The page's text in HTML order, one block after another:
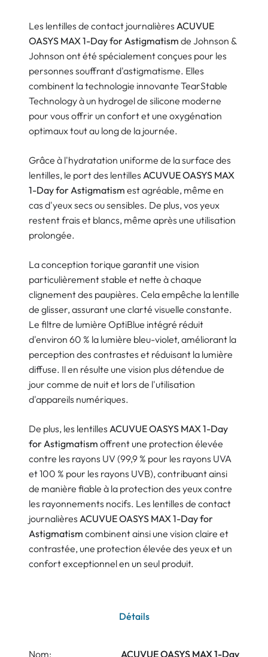
Les lentilles de contact journalières ACUVUE
OASYS MAX 1-Day for Astigmatism de Johnson &
Johnson ont été spécialement conçues pour les
personnes souffrant d'astigmatisme. Elles
combinent la technologie innovante TearStable
Technology à un hydrogel de silicone moderne
pour vous offrir un confort et une oxygénation
optimaux tout au long de la journée.
Grâce à l'hydratation uniforme de la surface des
lentilles, le port des lentilles ACUVUE OASYS MAX
1-Day for Astigmatism est agréable, même en
cas d'yeux secs ou sensibles. De plus, vos yeux
restent frais et blancs, même après une utilisation
prolongée.
La conception torique garantit une vision
particulièrement stable et nette à chaque
clignement des paupières. Cela empêche la lentille
de glisser, assurant une clarté visuelle constante.
Le filtre de lumière OptiBlue intégré réduit
d'environ 60 % la lumière bleu-violet, améliorant la
perception des contrastes et réduisant la lumière
diffuse. Il en résulte une vision plus détendue de
jour comme de nuit et lors de l'utilisation
d'appareils numériques.
De plus, les lentilles ACUVUE OASYS MAX 1-Day
for Astigmatism offrent une protection élevée
contre les rayons UV (99,9 % pour les rayons UVA
et 100 % pour les rayons UVB), contribuant ainsi
de manière fiable à la protection des yeux contre
les rayonnements nocifs. Les lentilles de contact
journalières ACUVUE OASYS MAX 1-Day for
Astigmatism combinent ainsi une vision claire et
contrastée, une protection élevée des yeux et un
confort exceptionnel en un seul produit.
Détails
Nom: ACUVUE OASYS MAX 1-Day